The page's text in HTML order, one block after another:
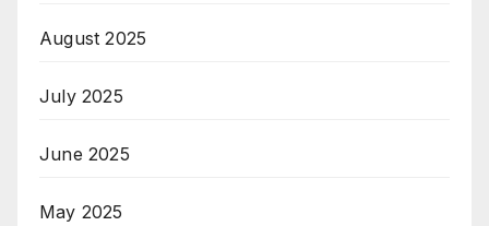
August 2025
July 2025
June 2025
May 2025